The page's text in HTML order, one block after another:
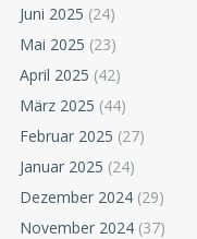
Juni 2025 (24)
Mai 2025 (23)
April 2025 (42)
März 2025 (44)
Februar 2025 (27)
Januar 2025 (24)
Dezember 2024 (29)
November 2024 (37)